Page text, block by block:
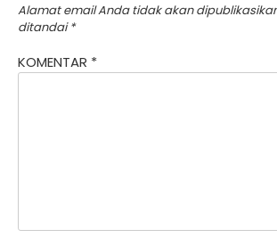
Alamat email Anda tidak akan
ditandai*
KOMENTAR *